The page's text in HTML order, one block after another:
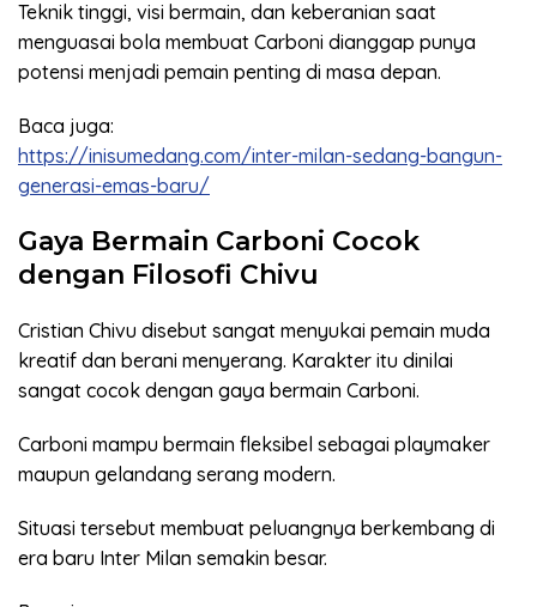
Teknik tinggi, visi bermain, dan keberanian saat
menguasai bola membuat Carboni dianggap punya
potensi menjadi pemain penting di masa depan.
Baca juga:
https://inisumedang.com/inter-milan-sedang-bangun-
generasi-emas-baru/
Gaya Bermain Carboni Cocok
dengan Filosofi Chivu
Cristian Chivu disebut sangat menyukai pemain muda
kreatif dan berani menyerang. Karakter itu dinilai
sangat cocok dengan gaya bermain Carboni.
Carboni mampu bermain fleksibel sebagai playmaker
maupun gelandang serang modern.
Situasi tersebut membuat peluangnya berkembang di
era baru Inter Milan semakin besar.